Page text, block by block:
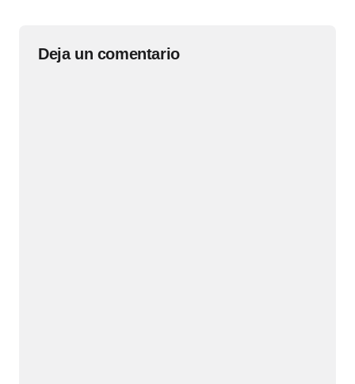
Deja un comentario